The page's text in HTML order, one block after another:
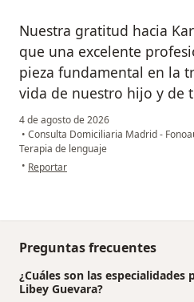
Nuestra gratitud hacia
que una excelente
pieza fundamental en la
vida de nuestro hijo y de
4 de agosto de 2026
• Consulta Domiciliaria Madrid -
Terapia de lenguaje
• en opinión del usuario Johana Ramírez
Reportar
Preguntas frecuentes
¿Cuáles son las especialidades
Libey Guevara?